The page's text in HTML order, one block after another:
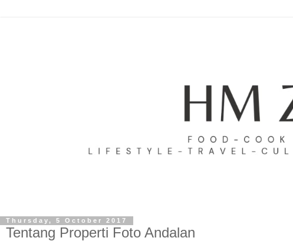
Thursday, 5 October 2017
Tentang Properti Foto Andalan